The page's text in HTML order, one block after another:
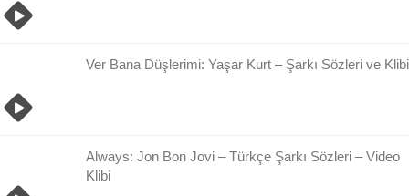
Ver Bana Düşlerimi: Yaşar Kurt – Şarkı Sözleri ve Klibi
Always: Jon Bon Jovi – Türkçe Şarkı Sözleri – Video
Klibi